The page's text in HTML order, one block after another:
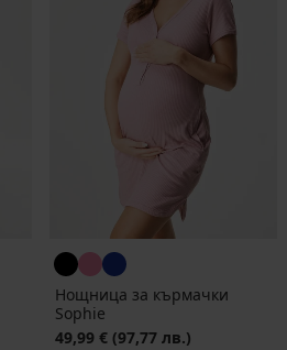
Нощница за кърмачки
Sophie
49,99 € (97,77 лв.)